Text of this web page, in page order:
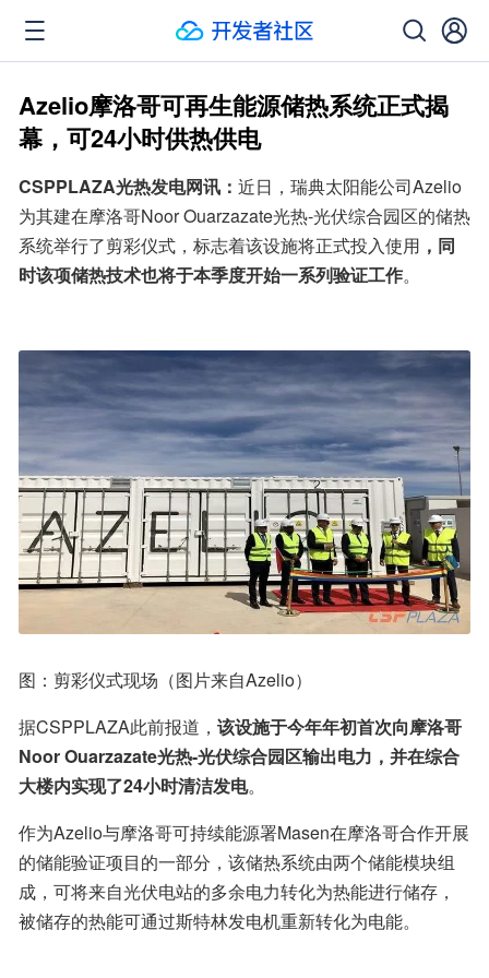
Azelio摩洛哥可再生能源储热系统正式揭
幕，可24小时供热供电
CSPPLAZA光热发电网讯： 近日，瑞典太阳能公司Azelio
为其建在摩洛哥Noor Ouarzazate光热-光伏综合园区的储热
系统举行了剪彩仪式，标志着该设施将正式投入使用 ，同
时该项储热技术也将于本季度开始一系列验证工作。
图：剪彩仪式现场（图片来自Azelio）
据CSPPLAZA此前报道， 该设施于今年年初首次向摩洛哥
Noor Ouarzazate光热-光伏综合园区输出电力，并在综合
大楼内实现了24小时清洁发电。
作为Azelio与摩洛哥可持续能源署Masen在摩洛哥合作开展
的储能验证项目的一部分，该储热系统由两个储能模块组
成，可将来自光伏电站的多余电力转化为热能进行储存，
被储存的热能可通过斯特林发电机重新转化为电能。